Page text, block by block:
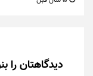
دیدگاهتان را